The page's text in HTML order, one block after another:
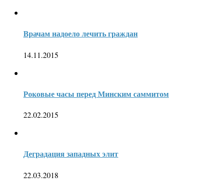
Врачам надоело лечить граждан
14.11.2015
Роковые часы перед Минским саммитом
22.02.2015
Деградация западных элит
22.03.2018